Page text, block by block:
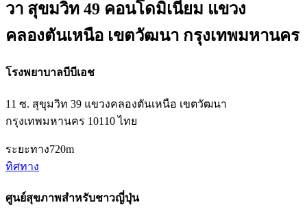
วา สุขมวิท 49 คอนโดมิเนียม แขวง
คลองตันเหนือ เขตวัฒนา กรุงเทพมหานคร
โรงพยาบาลบีบีเอช
11 ซ. สุขุมวิท 39 แขวงคลองตันเหนือ เขตวัฒนา
กรุงเทพมหานคร 10110 ไทย
ระยะทาง720m
ทิศทาง
ศูนย์สุขภาพสำหรับชาวญี่ปุ่น